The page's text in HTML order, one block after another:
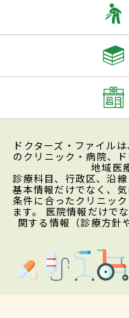
ドクターズ・ファイル
のクリニック・病院、
地域医
診療科目、行政区、沿
基本情報だけでなく、
条件に合ったクリニッ
ます。 医院情報だけで
関する情報（診療方針